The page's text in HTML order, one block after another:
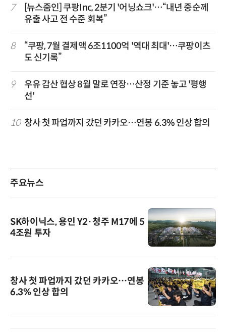
7
[뉴스줌인] 쿠팡Inc, 2분기 '어닝쇼크'…“내년 중순께
유출 사고 전 수준 회복”
8
“쿠팡, 7월 결제액 6조1100억 '역대 최대'…쿠팡이츠
도 신기록”
9
우유 감산 협상 8월 말로 연장…산정 기준 놓고 '평행
선'
10 창사 첫 파업까지 갔던 카카오…연봉 6.3% 인상 합의
주요뉴스
SK하이닉스, 용인 Y2·청주 M17에 5
4조원 투자
창사 첫 파업까지 갔던 카카오…연봉
6.3% 인상 합의